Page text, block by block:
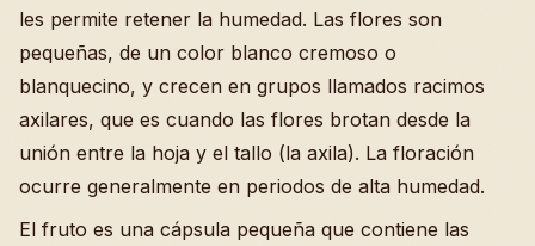
les permite retener la humedad. Las flores son
pequeñas, de un color blanco cremoso o
blanquecino, y crecen en grupos llamados racimos
axilares, que es cuando las flores brotan desde la
unión entre la hoja y el tallo (la axila). La floración
ocurre generalmente en periodos de alta humedad.
El fruto es una cápsula pequeña que contiene las